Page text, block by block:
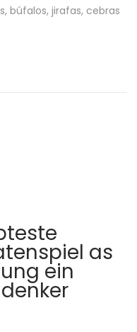
búfalos, jirafas, cebras
as
ein